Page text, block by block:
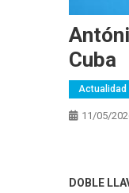
Cuba
Actualidad
11/05/
DOBLE